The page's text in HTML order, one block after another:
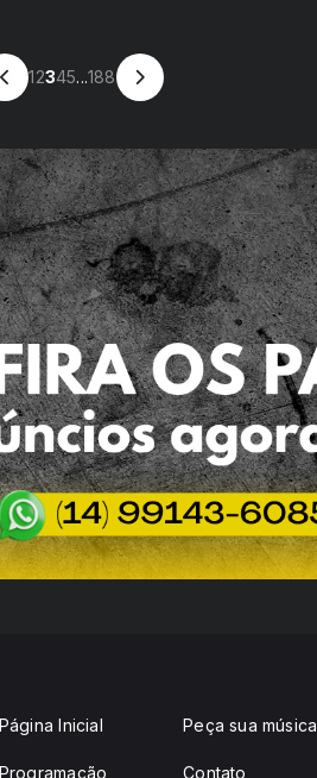
12345...188
Página Inicial
Programação
Peça sua música
Contato